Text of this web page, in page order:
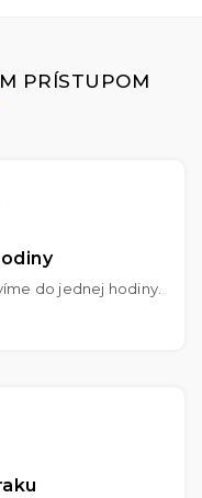
PRÍSTUPOM
do jednej hodiny.